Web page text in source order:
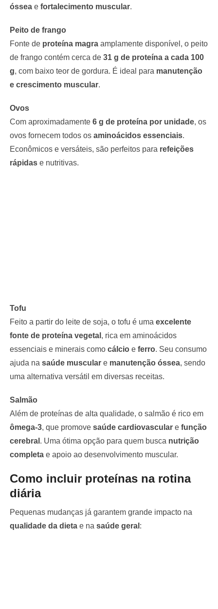
óssea e fortalecimento muscular.
Peito de frango
Fonte de proteína magra amplamente disponível, o peito
de frango contém cerca de 31 g de proteína a cada 100
g, com baixo teor de gordura. É ideal para manutenção
e crescimento muscular.
Ovos
Com aproximadamente 6 g de proteína por unidade, os
ovos fornecem todos os aminoácidos essenciais.
Econômicos e versáteis, são perfeitos para refeições
rápidas e nutritivas.
Tofu
Feito a partir do leite de soja, o tofu é uma excelente
fonte de proteína vegetal , rica em aminoácidos
essenciais e minerais como cálcio e ferro. Seu consumo
ajuda na saúde muscular e manutenção óssea, sendo
uma alternativa versátil em diversas receitas.
Salmão
Além de proteínas de alta qualidade, o salmão é rico em
ômega-3, que promove saúde cardiovascular e função
cerebral . Uma ótima opção para quem busca nutrição
completa e apoio ao desenvolvimento muscular.
Como incluir proteínas na rotina
diária
Pequenas mudanças já garantem grande impacto na
qualidade da dieta e na saúde geral :